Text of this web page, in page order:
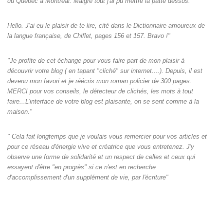
Hello. J'ai eu le plaisir de te lire, cité dans le Dictionnaire amoureux de
la langue française, de Chiflet, pages 156 et 157. Bravo !"
"Je profite de cet échange pour vous faire part de mon plaisir à
découvrir votre blog ( en tapant "cliché" sur internet....). Depuis, il est
devenu mon favori et je réécris mon roman policier de 300 pages.
MERCI pour vos conseils, le détecteur de clichés, les mots à tout
faire...L'interface de votre blog est plaisante, on se sent comme à la
maison."
" Cela fait longtemps que je voulais vous remercier pour vos articles et
pour ce réseau d'énergie vive et créatrice que vous entretenez. J'y
observe une forme de solidarité et un respect de celles et ceux qui
essayent d'être "en progrès" si ce n'est en recherche
d'accomplissement d'un supplément de vie, par l'écriture"